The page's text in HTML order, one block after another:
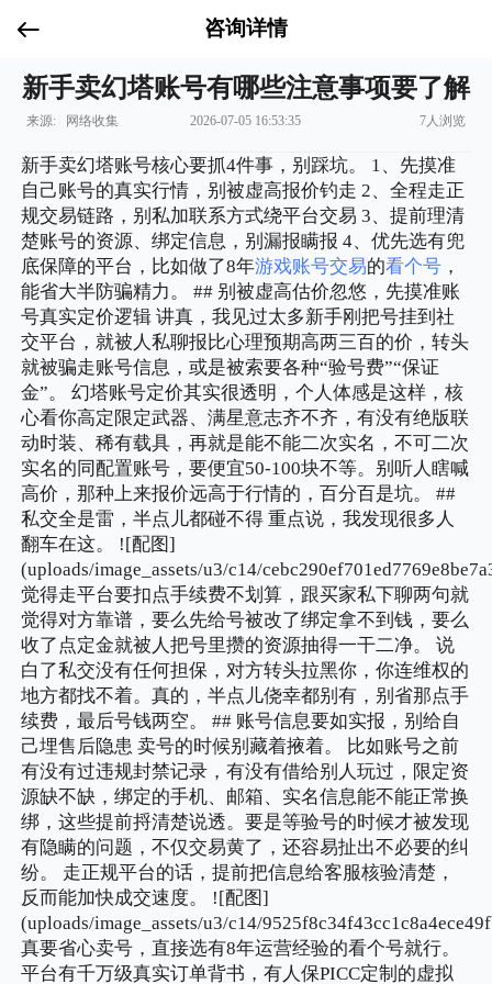
咨询详情
新手卖幻塔账号有哪些注意事项要了解
来源: 网络收集 2026-07-05 16:53:35 7人浏览
新手卖幻塔账号核心要抓4件事，别踩坑。 1、先摸准
自己账号的真实行情，别被虚高报价钓走 2、全程走正
规交易链路，别私加联系方式绕平台交易 3、提前理清
楚账号的资源、绑定信息，别漏报瞒报 4、优先选有兜
底保障的平台，比如做了8年游戏账号交易的看个号 ，
能省大半防骗精力。 ## 别被虚高估价忽悠，先摸准账
号真实定价逻辑 讲真，我见过太多新手刚把号挂到社
交平台，就被人私聊报比心理预期高两三百的价，转头
就被骗走账号信息，或是被索要各种“验号费”“保证
金”。 幻塔账号定价其实很透明，个人体感是这样，核
心看你高定限定武器、满星意志齐不齐，有没有绝版联
动时装、稀有载具，再就是能不能二次实名，不可二次
实名的同配置账号，要便宜50-100块不等。别听人瞎喊
高价，那种上来报价远高于行情的，百分百是坑。 ##
私交全是雷，半点儿都碰不得 重点说，我发现很多人
翻车在这。 ![配图]
(uploads/image_assets/u3/c14/
觉得走平台要扣点手续费不划算，跟买家私下聊两句就
觉得对方靠谱，要么先给号被改了绑定拿不到钱，要么
收了点定金就被人把号里攒的资源抽得一干二净。 说
白了私交没有任何担保，对方转头拉黑你，你连维权的
地方都找不着。真的，半点儿侥幸都别有，别省那点手
续费，最后号钱两空。 ## 账号信息要如实报，别给自
己埋售后隐患 卖号的时候别藏着掖着。 比如账号之前
有没有过违规封禁记录，有没有借给别人玩过，限定资
源缺不缺，绑定的手机、邮箱、实名信息能不能正常换
绑，这些提前捋清楚说透。要是等验号的时候才被发现
有隐瞒的问题，不仅交易黄了，还容易扯出不必要的纠
纷。 走正规平台的话，提前把信息给客服核验清楚，
反而能加快成交速度。 ![配图]
(uploads/image_assets/u3/c14/
真要省心卖号，直接选有8年运营经验的看个号就行。
平台有千万级真实订单背书，有人保PICC定制的虚拟